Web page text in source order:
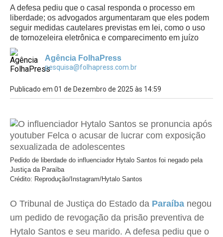
A defesa pediu que o casal responda o processo em
liberdade; os advogados argumentaram que eles podem
seguir medidas cautelares previstas em lei, como o uso
de tornozeleira eletrônica e comparecimento em juízo
Agência FolhaPress
pesquisa@folhapress.com.br
Publicado em 01 de Dezembro de 2025 às 14:59
Pedido de liberdade do influenciador Hytalo Santos foi negado pela
Justiça da Paraíba
Crédito: Reprodução/Instagram/Hytalo Santos
O Tribunal de Justiça do Estado da Paraíba negou
um pedido de revogação da prisão preventiva de
Hytalo Santos e seu marido. A defesa pediu que o